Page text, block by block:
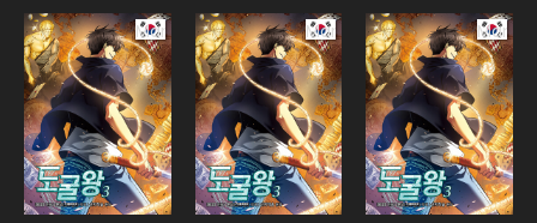
Manhwa Manhwa